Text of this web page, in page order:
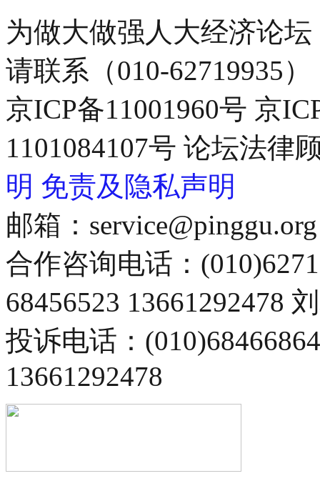
为做大做强人大经济论
请联系（010-62719935）
京ICP备11001960号 京
1101084107号 论坛法律
明 免责及隐私声明
邮箱：service@pinggu.org
合作咨询电话：
68456523 13661292478
投诉电话：
13661292478